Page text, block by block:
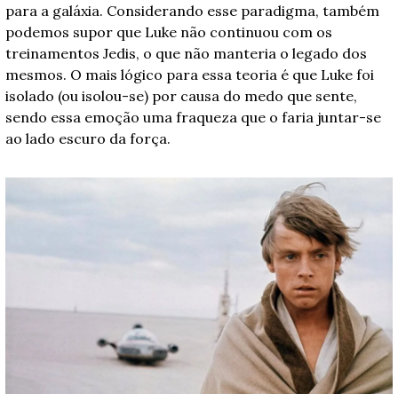
para a galáxia. Considerando esse paradigma, também
podemos supor que Luke não continuou com os
treinamentos Jedis, o que não manteria o legado dos
mesmos. O mais lógico para essa teoria é que Luke foi
isolado (ou isolou-se) por causa do medo que sente,
sendo essa emoção uma fraqueza que o faria juntar-se
ao lado escuro da força.